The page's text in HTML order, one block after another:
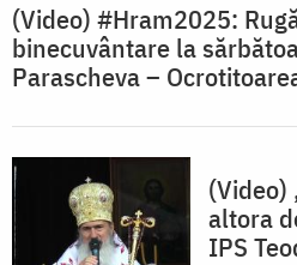
(Video) #Hram2025:
binecuvântare la
Parascheva –
(Video)
altora
IPS